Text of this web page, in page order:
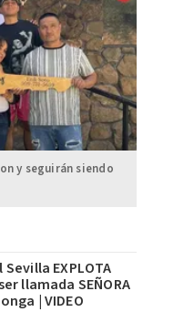
y seguirán siendo
Sevilla EXPLOTA
llamada SEÑORA
| VIDEO